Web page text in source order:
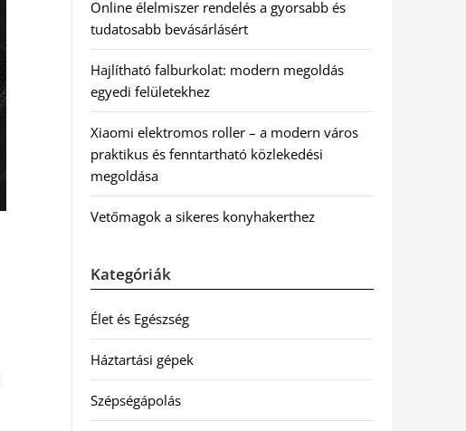
Online élelmiszer rendelés a gyorsabb és
tudatosabb bevásárlásért
Hajlítható falburkolat: modern megoldás
egyedi felületekhez
Xiaomi elektromos roller – a modern város
praktikus és fenntartható közlekedési
megoldása
Vetőmagok a sikeres konyhakerthez
Kategóriák
Élet és Egészség
Háztartási gépek
Szépségápolás